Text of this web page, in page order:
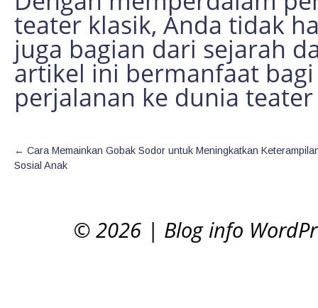
teater klasik, Anda tidak
juga bagian dari sejarah
artikel ini bermanfaat
perjalanan ke dunia
← Cara Memainkan Gobak Sodor untuk Meningkatkan
Sosial Anak
© 2026 | Blog info